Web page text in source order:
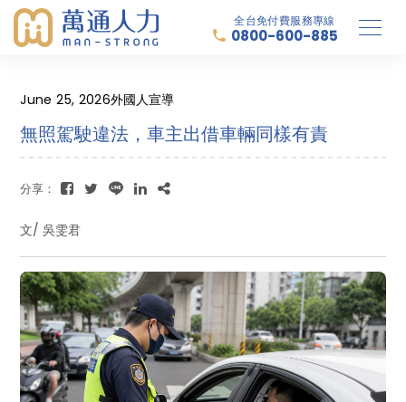
全台免付費服務專線
0800-600-885
June 25, 2026外國人宣導
無照駕駛違法，車主出借車輛同樣有責
分享：
文/ 吳雯君